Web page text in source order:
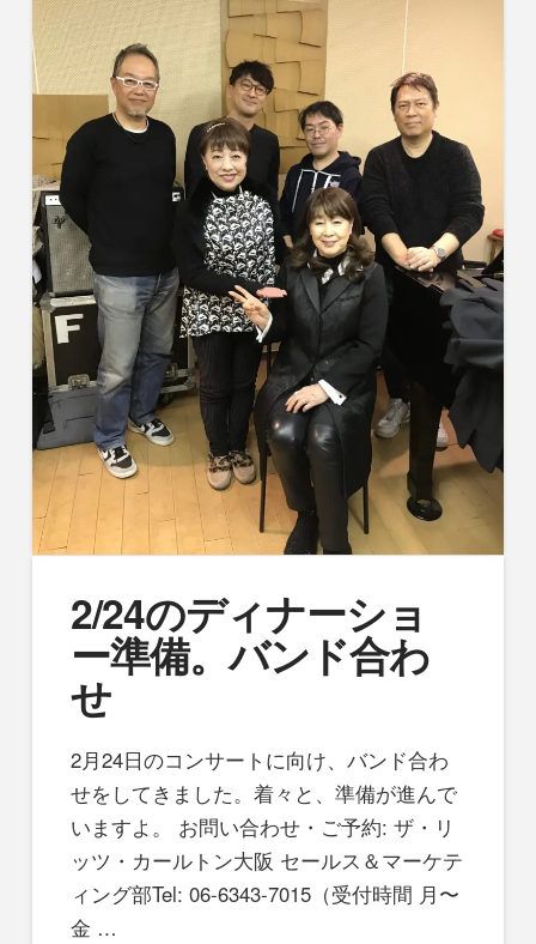
2/24のディナーショ
ー準備。バンド合わ
せ
2月24日のコンサートに向け、バンド合わ
せをしてきました。着々と、準備が進んで
いますよ。 お問い合わせ・ご予約: ザ・リ
ッツ・カールトン大阪 セールス＆マーケテ
ィング部Tel: 06-6343-7015（受付時間 月〜
金 …